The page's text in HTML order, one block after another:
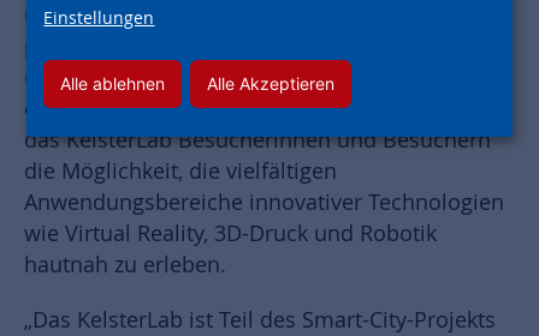
und Bürger spannende Einblicke und konnten
praxisnahe Erfahrungen mit digitalen Medien
und innovativen Technologien machen. Unter
dem Leitmotiv „smart – digital – erlebbar“ bietet
das KelsterLab Besucherinnen und Besuchern
die Möglichkeit, die vielfältigen
Anwendungsbereiche innovativer Technologien
wie Virtual Reality, 3D-Druck und Robotik
hautnah zu erleben.
„Das KelsterLab ist Teil des Smart-City-Projekts
Einstellungen
Alle ablehnen Alle Akzeptieren